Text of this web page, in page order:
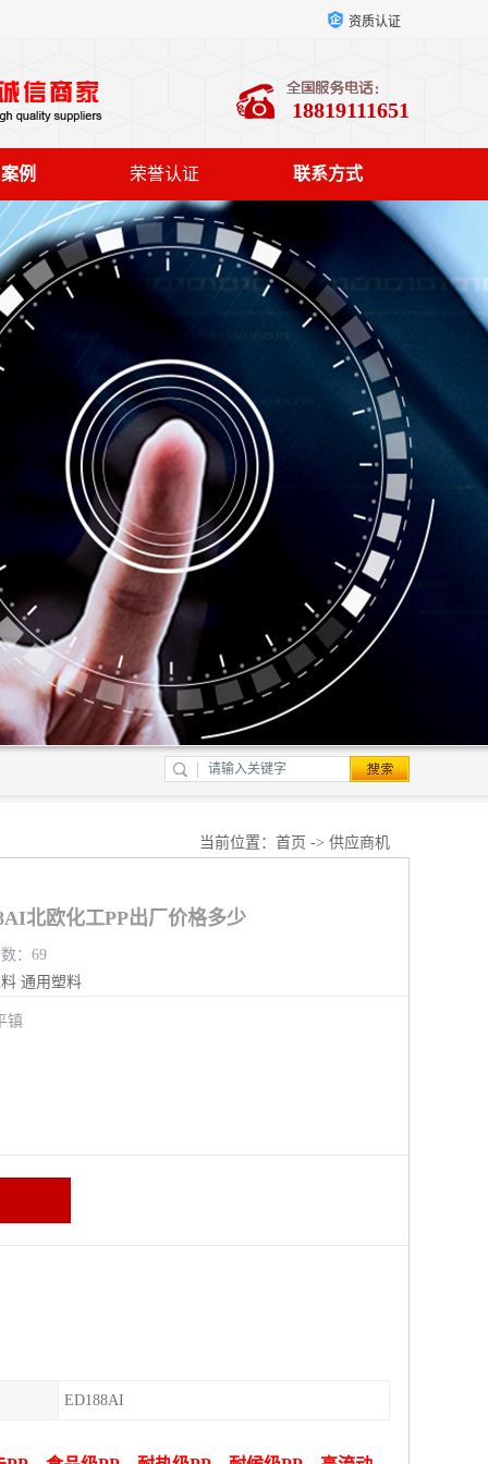
资质认证
18819111651
例 荣誉认证 联系方式
当前位置： 首页 -> 供应商机
北欧化工PP出厂价格多少
：69
通用塑料
镇
ED188AI